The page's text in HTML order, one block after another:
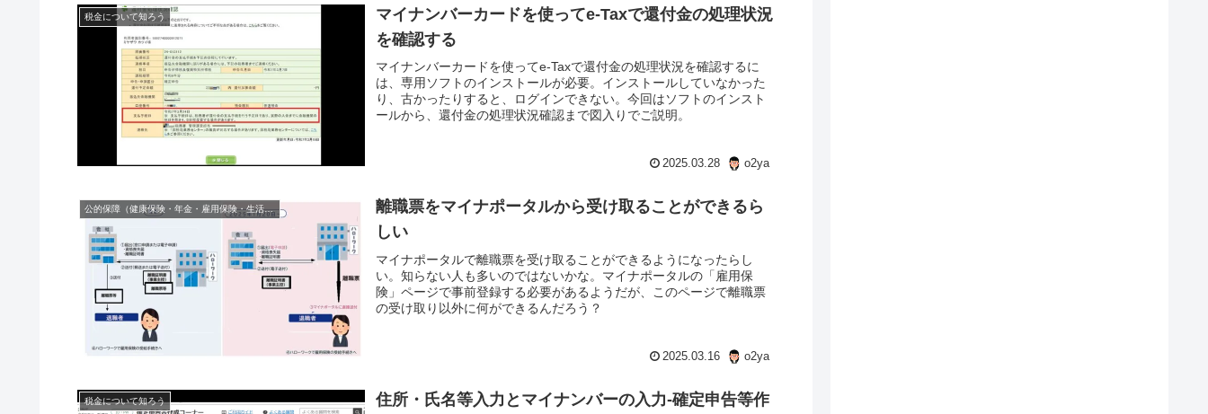
税金について知ろう
マイナンバーカードを使ってe-Taxで還付金の処理状況
を確認する
マイナンバーカードを使ってe-Taxで還付金の処理状況を確認するに
は、専用ソフトのインストールが必要。インストールしていなかった
り、古かったりすると、ログインできない。今回はソフトのインスト
ールから、還付金の処理状況確認まで図入りでご説明。
2025.03.28 o2ya
公的保障（健康保険・年金・雇用保険・生活保護・災害時の補償）
離職票をマイナポータルから受け取ることができるら
しい
マイナポータルで離職票を受け取ることができるようになったらし
い。知らない人も多いのではないかな。マイナポータルの「雇用保
険」ページで事前登録する必要があるようだが、このページで離職票
の受け取り以外に何ができるんだろう？
2025.03.16 o2ya
税金について知ろう
住所・氏名等入力とマイナンバーの入力-確定申告等作